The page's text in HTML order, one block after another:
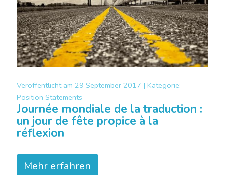
Veröffentlicht am 29 September 2017 | Kategorie:
Position Statements
Journée mondiale de la traduction :
un jour de fête propice à la
réflexion
Mehr erfahren